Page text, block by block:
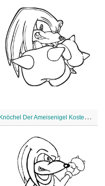
K
nöchel Der Ameisenigel Kostenlos zum Ausdrucken